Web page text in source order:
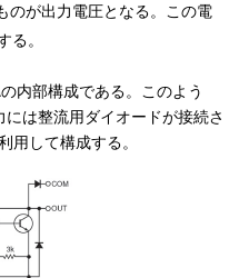
のが出力電圧となる。この電
る。
内部構成である。このよう
は整流用ダイオードが接続さ
用して構成する。